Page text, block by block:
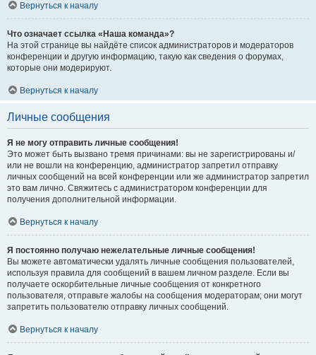
Вернуться к началу
Что означает ссылка «Наша команда»?
На этой странице вы найдёте список администраторов и модераторов
конференции и другую информацию, такую как сведения о форумах,
которые они модерируют.
Вернуться к началу
Личные сообщения
Я не могу отправить личные сообщения!
Это может быть вызвано тремя причинами: вы не зарегистрированы и/
или не вошли на конференцию, администратор запретил отправку
личных сообщений на всей конференции или же администратор запретил
это вам лично. Свяжитесь с администратором конференции для
получения дополнительной информации.
Вернуться к началу
Я постоянно получаю нежелательные личные сообщения!
Вы можете автоматически удалять личные сообщения пользователей,
используя правила для сообщений в вашем личном разделе. Если вы
получаете оскорбительные личные сообщения от конкретного
пользователя, отправьте жалобы на сообщения модераторам; они могут
запретить пользователю отправку личных сообщений.
Вернуться к началу